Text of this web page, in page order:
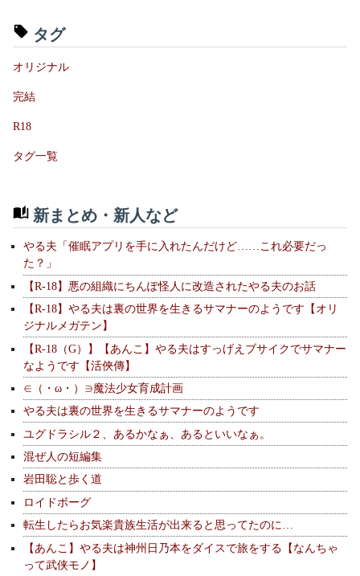
タグ
オリジナル
完結
R18
タグ一覧
新まとめ・新人など
やる夫「催眠アプリを手に入れたんだけど……これ必要だっ
た？」
【R-18】悪の組織にちんぽ怪人に改造されたやる夫のお話
【R-18】やる夫は裏の世界を生きるサマナーのようです【オリ
ジナルメガテン】
【R-18（G）】【あんこ】やる夫はすっげえブサイクでサマナー
なようです【活俠傳】
∈（・ω・）∋魔法少女育成計画
やる夫は裏の世界を生きるサマナーのようです
ユグドラシル２、あるかなぁ、あるといいなぁ。
混ぜ人の短編集
岩田聡と歩く道
ロイドボーグ
転生したらお気楽貴族生活が出来ると思ってたのに…
【あんこ】やる夫は神州日乃本をダイスで旅をする【なんちゃ
って武侠モノ】